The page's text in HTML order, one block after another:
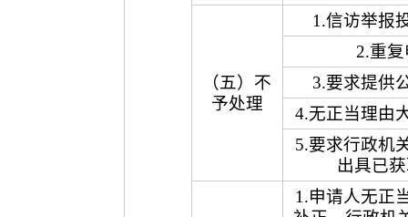
（五）不
予处理
1.信访举报
2.重
3.要求提供
4.无正当理由
5.要求行政机
出具已
1.申请人无正